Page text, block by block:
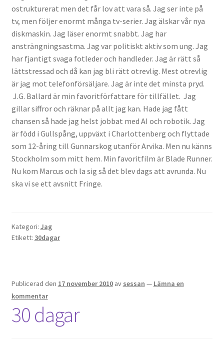
ostrukturerat men det får lov att vara så. Jag ser inte på
tv, men följer enormt många tv-serier. Jag älskar vår nya
diskmaskin. Jag läser enormt snabbt. Jag har
ansträngningsastma. Jag var politiskt aktiv som ung. Jag
har fjantigt svaga fotleder och handleder. Jag är rätt så
lättstressad och då kan jag bli rätt otrevlig. Mest otrevlig
är jag mot telefonförsäljare. Jag är inte det minsta pryd.
J.G. Ballard är min favoritförfattare för tillfället. Jag
gillar siffror och räknar på allt jag kan. Hade jag fått
chansen så hade jag helst jobbat med AI och robotik. Jag
är född i Gullspång, uppväxt i Charlottenberg och flyttade
som 12-åring till Gunnarskog utanför Arvika. Men nu känns
Stockholm som mitt hem. Min favoritfilm är Blade Runner.
Nu kom Marcus och la sig så det blev dags att avrunda. Nu
ska vi se ett avsnitt Fringe.
Kategori: Jag
Etikett: 30dagar
Publicerad den 17 november 2010 av sessan — Lämna en
kommentar
30 dagar